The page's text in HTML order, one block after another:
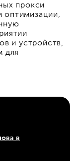
прокси
оптимизации,
и устройств,
для
в